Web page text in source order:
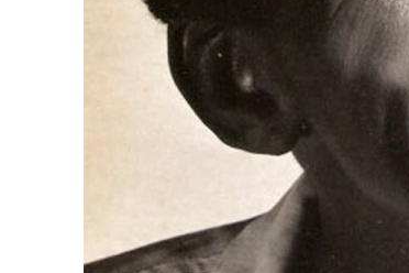
Aqui, faço uma postagem com meus dois amigos, os
Nirez). Juntos, apresentamos gravações de Carmen